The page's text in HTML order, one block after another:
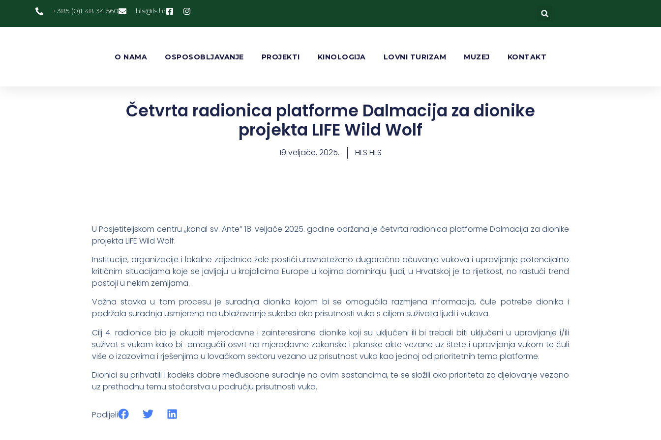
+385 (0)1 48 34 560 rh.sl
@slh
O NAMA OSPOSOBLJAVANJE PROJEKTI KINOLOGIJA LOVNI TURIZAM MUZEJ KONTAKT
Četvrta radionica platforme Dalmacija za dionike
projekta LIFE Wild Wolf
19 veljače, 2025. HLS HLS
U Posjetiteljskom centru ,,kanal sv. Ante” 18. veljače 2025. godine održana je četvrta radionica platforme Dalmacija za dionike
projekta LIFE Wild Wolf.
Institucije, organizacije i lokalne zajednice žele postići uravnoteženo dugoročno očuvanje vukova i upravljanje potencijalno
kritičnim situacijama koje se javljaju u krajolicima Europe u kojima dominiraju ljudi, u Hrvatskoj je to rijetkost, no rastući trend
postoji u nekim zemljama.
Važna stavka u tom procesu je suradnja dionika kojom bi se omogućila razmjena informacija, čule potrebe dionika i
podržala suradnja usmjerena na ublažavanje sukoba oko prisutnosti vuka s ciljem suživota ljudi i vukova.
Cilj 4. radionice bio je okupiti mjerodavne i zainteresirane dionike koji su uključeni ili bi trebali biti uključeni u upravljanje i/ili
suživot s vukom kako bi omogućili osvrt na mjerodavne zakonske i planske akte vezane uz štete i upravljanja vukom te čuli
više o izazovima i rješenjima u lovačkom sektoru vezano uz prisutnost vuka kao jednoj od prioritetnih tema platforme.
Dionici su prihvatili i kodeks dobre međusobne suradnje na ovim sastancima, te se složili oko prioriteta za djelovanje vezano
uz prethodnu temu stočarstva u području prisutnosti vuka.
Podijeli